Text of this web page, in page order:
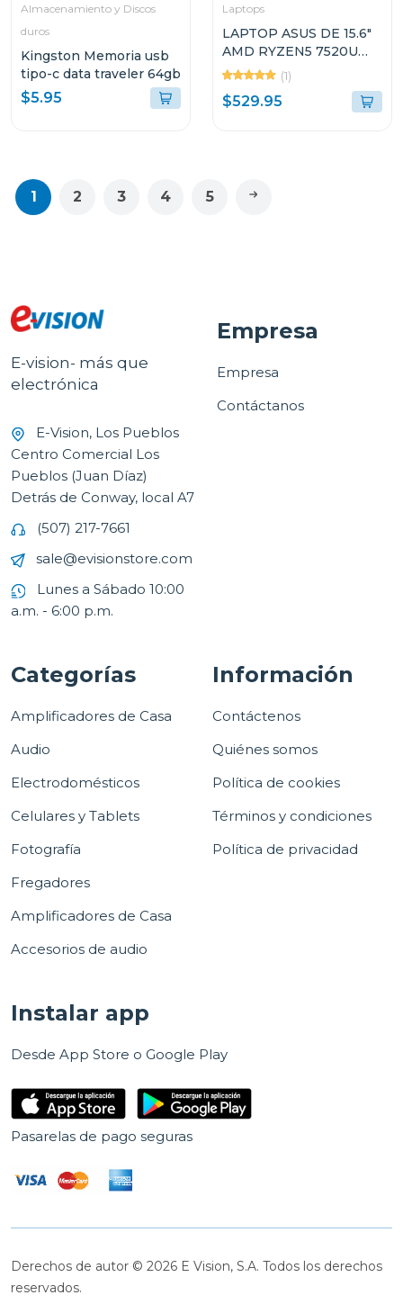
Almacenamiento y Discos
duros
Kingston Memoria usb
tipo-c data traveler 64gb
$5.95
Laptops
LAPTOP ASUS DE 15.6"
AMD RYZEN5 7520U
512GB SSD 16GB RAM
VIVOBOOK GO E1504FA
(1)
$529.95
1 2 3 4 5
E-vision- más que
electrónica
E-Vision, Los Pueblos
Centro Comercial Los
Pueblos (Juan Díaz)
Detrás de Conway, local A7
(507) 217-7661
sale@evisionstore.com
Lunes a Sábado 10:00
a.m. - 6:00 p.m.
Empresa
Empresa
Contáctanos
Categorías
Amplificadores de Casa
Audio
Electrodomésticos
Celulares y Tablets
Fotografía
Fregadores
Amplificadores de Casa
Accesorios de audio
Información
Contáctenos
Quiénes somos
Política de cookies
Términos y condiciones
Política de privacidad
Instalar app
Desde App Store o Google Play
Pasarelas de pago seguras
Derechos de autor © 2026 E Vision, S.A. Todos los derechos
reservados.